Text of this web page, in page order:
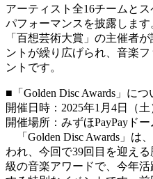
アーティスト全16チームと
パフォーマンスを披露します
「百想芸術大賞」の主催者
ントが繰り広げられ、音楽
ントです。
■「Golden Disc Awards」につ
開催日時：2025年1月4日（土
開催場所：みずほPayPayドー
「Golden Disc Awards」は
われ、今回で39回目を迎え
級の音楽アワードで、今年